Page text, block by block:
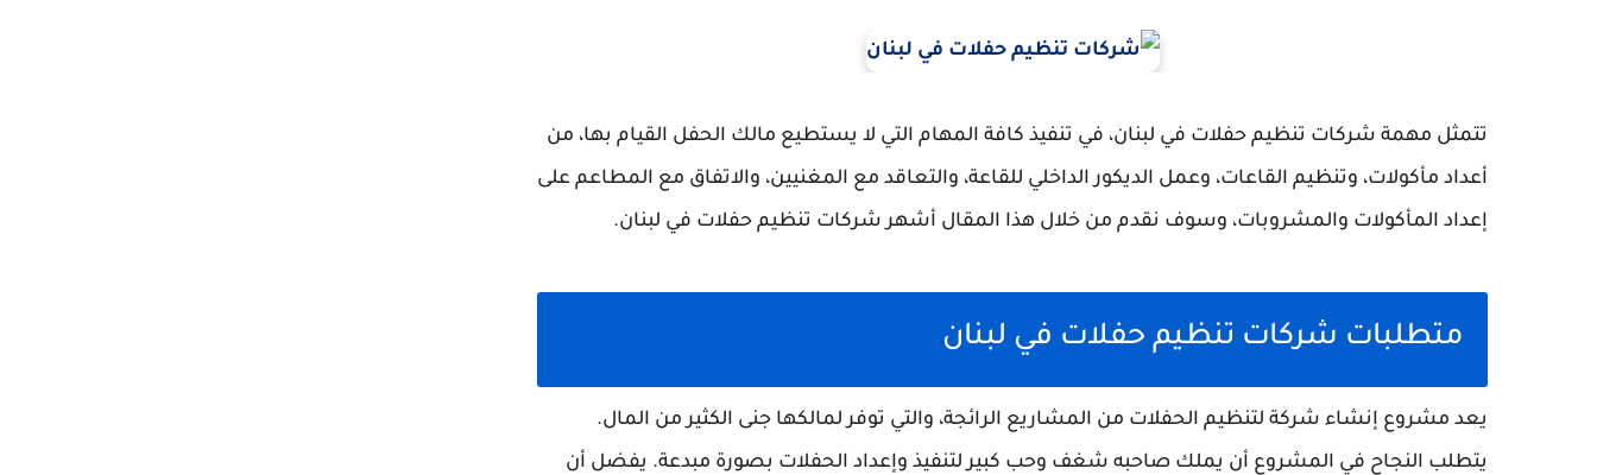
تتمثل مهمة شركات تنظيم حفلات في لبنان، في تنفيذ كافة المهام التي لا يستطيع مالك الحفل القيام بها، من
أعداد مأكولات، وتنظيم القاعات، وعمل الديكور الداخلي للقاعة، والتعاقد مع المغنيين، والاتفاق مع المطاعم على
إعداد المأكولات والمشروبات، وسوف نقدم من خلال هذا المقال أشهر شركات تنظيم حفلات في لبنان.
متطلبات شركات تنظيم حفلات في لبنان
يعد مشروع إنشاء شركة لتنظيم الحفلات من المشاريع الرائجة، والتي توفر لمالكها جنى الكثير من المال.
يتطلب النجاح في المشروع أن يملك صاحبه شغف وحب كبير لتنفيذ وإعداد الحفلات بصورة مبدعة. يفضل أن